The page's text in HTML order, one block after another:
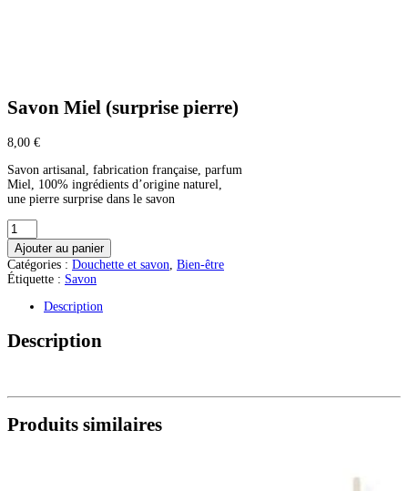
Savon Miel (surprise pierre)
8,00 €
Savon artisanal, fabrication française, parfum
Miel, 100% ingrédients d’origine naturel,
une pierre surprise dans le savon
quantité
de
Savon
Miel
(surprise
Ajouter au panier
Catégories : Douchette et savon Bien-être
Étiquette : Savon
Description
Description
Produits similaires